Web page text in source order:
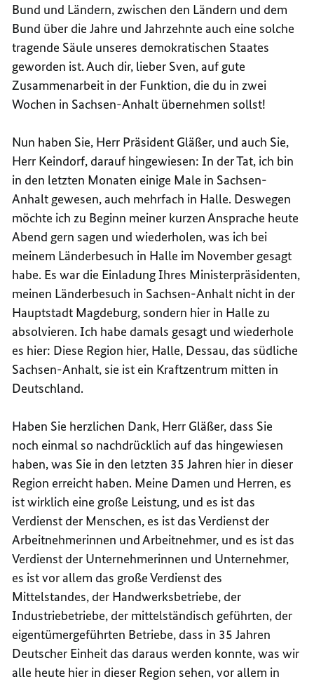
Bund und Ländern, zwischen den Ländern und dem
Bund über die Jahre und Jahrzehnte auch eine solche
tragende Säule unseres demokratischen Staates
geworden ist. Auch dir, lieber Sven, auf gute
Zusammenarbeit in der Funktion, die du in zwei
Wochen in Sachsen-Anhalt übernehmen sollst!
Nun haben Sie, Herr Präsident Gläßer, und auch Sie,
Herr Keindorf, darauf hingewiesen: In der Tat, ich bin
in den letzten Monaten einige Male in Sachsen-
Anhalt gewesen, auch mehrfach in Halle. Deswegen
möchte ich zu Beginn meiner kurzen Ansprache heute
Abend gern sagen und wiederholen, was ich bei
meinem Länderbesuch in Halle im November gesagt
habe. Es war die Einladung Ihres Ministerpräsidenten,
meinen Länderbesuch in Sachsen-Anhalt nicht in der
Hauptstadt Magdeburg, sondern hier in Halle zu
absolvieren. Ich habe damals gesagt und wiederhole
es hier: Diese Region hier, Halle, Dessau, das südliche
Sachsen-Anhalt, sie ist ein Kraftzentrum mitten in
Deutschland.
Haben Sie herzlichen Dank, Herr Gläßer, dass Sie
noch einmal so nachdrücklich auf das hingewiesen
haben, was Sie in den letzten 35 Jahren hier in dieser
Region erreicht haben. Meine Damen und Herren, es
ist wirklich eine große Leistung, und es ist das
Verdienst der Menschen, es ist das Verdienst der
Arbeitnehmerinnen und Arbeitnehmer, und es ist das
Verdienst der Unternehmerinnen und Unternehmer,
es ist vor allem das große Verdienst des
Mittelstandes, der Handwerksbetriebe, der
Industriebetriebe, der mittelständisch geführten, der
eigentümergeführten Betriebe, dass in 35 Jahren
Deutscher Einheit das daraus werden konnte, was wir
alle heute hier in dieser Region sehen, vor allem in